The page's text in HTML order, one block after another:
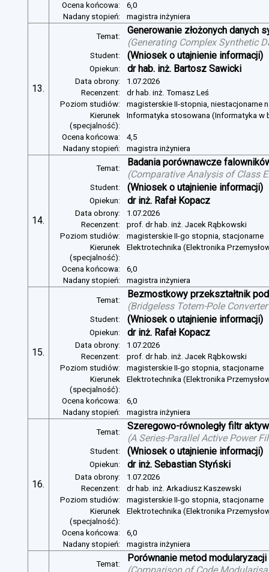
Ocena końcowa:
6,0
Nadany stopień:
magistra inżyniera
13.
Temat:
Generowanie złożonych danych
(Generating Complex Synthetic
Student: (Wniosek o utajnienie informacji)
Opiekun: dr hab. inż. Bartosz Sawicki
Data obrony:
1.07.2026
Recenzent:
dr hab. inż. Tomasz Leś
Poziom studiów:
magisterskie II-stopnia, niestacjonarne
Kierunek
(specjalność):
Informatyka stosowana (Informatyka w
Ocena końcowa:
4,5
Nadany stopień:
magistra inżyniera
14.
Temat:
Badania porównawcze
(Comparative Analysis of Class
Student: (Wniosek o utajnienie informacji)
Opiekun: dr inż. Rafał Kopacz
Data obrony:
1.07.2026
Recenzent:
prof. dr hab. inż. Jacek Rąbkowski
Poziom studiów:
magisterskie II-go stopnia, stacjonarne
Kierunek
(specjalność):
Elektrotechnika (Elektronika
Ocena końcowa:
6,0
Nadany stopień:
magistra inżyniera
15.
Temat:
Bezmostkowy przekształtnik
(Bridgeless Totem-Pole
Student: (Wniosek o utajnienie informacji)
Opiekun: dr inż. Rafał Kopacz
Data obrony:
1.07.2026
Recenzent:
prof. dr hab. inż. Jacek Rąbkowski
Poziom studiów:
magisterskie II-go stopnia, stacjonarne
Kierunek
(specjalność):
Elektrotechnika (Elektronika
Ocena końcowa:
6,0
Nadany stopień:
magistra inżyniera
16.
Temat:
Szeregowo-równoległy filtr
(A Series-Parallel Active Power
Student: (Wniosek o utajnienie informacji)
Opiekun: dr inż. Sebastian Styński
Data obrony:
1.07.2026
Recenzent:
dr hab. inż. Arkadiusz Kaszewski
Poziom studiów:
magisterskie II-go stopnia, stacjonarne
Kierunek
(specjalność):
Elektrotechnika (Elektronika
Ocena końcowa:
6,0
Nadany stopień:
magistra inżyniera
Temat:
Porównanie metod
(Comparison of Code